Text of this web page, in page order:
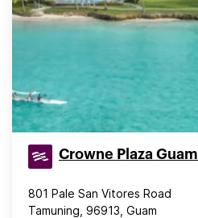
Crowne Plaza Guam
801 Pale San Vitores Road
Tamuning, 96913, Guam